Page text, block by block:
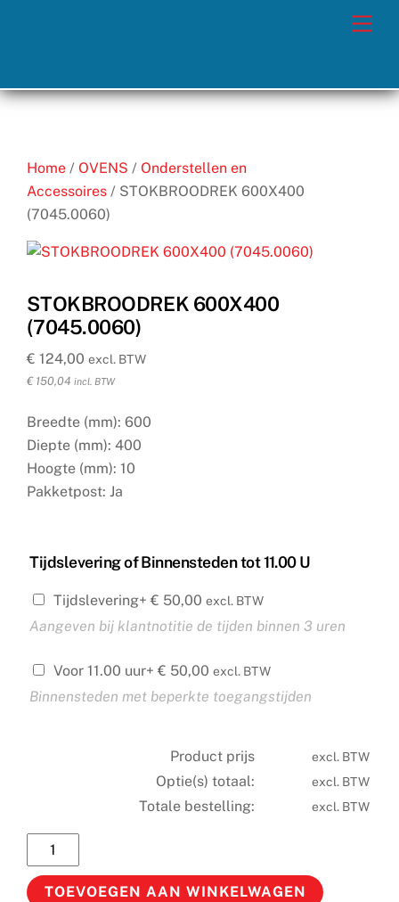
Home /OVENS /Onderstellen en
Accessoires / STOKBROODREK 600X400
(7045.0060)
STOKBROODREK 600X400
(7045.0060)
€ 124,00 excl. BTW
€150,04 incl. BTW
Breedte (mm): 600
Diepte (mm): 400
Hoogte (mm): 10
Pakketpost: Ja
Tijdslevering of Binnensteden tot 11.00 U
Tijdslevering+ € 50,00 excl. BTW
Aangeven bij klantnotitie de tijden binnen 3 uren
Voor 11.00 uur+ € 50,00 excl. BTW
Binnensteden met beperkte toegangstijden
Product prijs excl. BTW
Optie(s) totaal: excl. BTW
Totale bestelling: excl. BTW
STOKBROODREK
600X400
(7045.0060)
TOEVOEGEN AAN WINKELWAGEN